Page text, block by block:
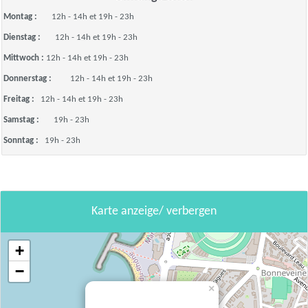
Montag : 12h - 14h et 19h - 23h
Dienstag : 12h - 14h et 19h - 23h
Mittwoch : 12h - 14h et 19h - 23h
Donnerstag : 12h - 14h et 19h - 23h
Freitag : 12h - 14h et 19h - 23h
Samstag : 19h - 23h
Sonntag : 19h - 23h
Karte anzeige/ verbergen
×
+
−